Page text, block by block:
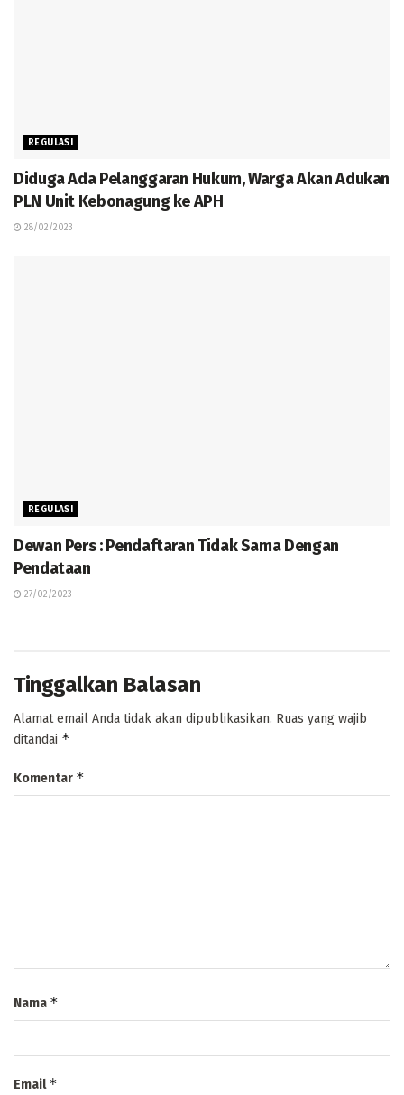
REGULASI
Diduga Ada Pelanggaran Hukum, Warga Akan Adukan
PLN Unit Kebonagung ke APH
28/02/2023
REGULASI
Dewan Pers : Pendaftaran Tidak Sama Dengan
Pendataan
27/02/2023
Tinggalkan Balasan
Alamat email Anda tidak akan dipublikasikan. Ruas yang wajib
ditandai *
Komentar *
Nama *
Email*